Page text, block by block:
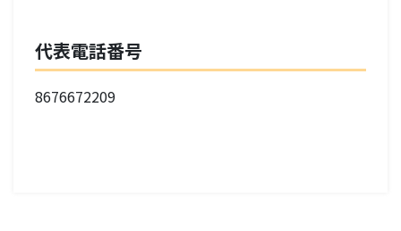
代表電話番号
8676672209